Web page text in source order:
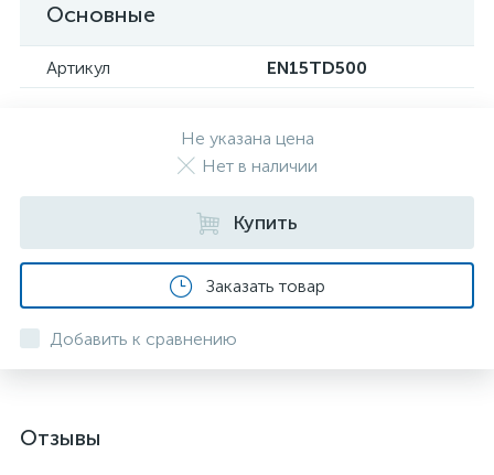
Основные
Артикул EN15TD500
Не указана цена
Нет в наличии
Купить
Заказать товар
Добавить к сравнению
Отзывы